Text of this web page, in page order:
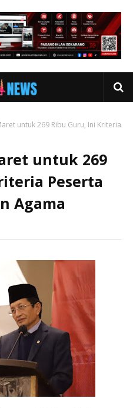
untuk 269 Ribu Guru, Ini Kriteria
untuk 269
Peserta
Agama